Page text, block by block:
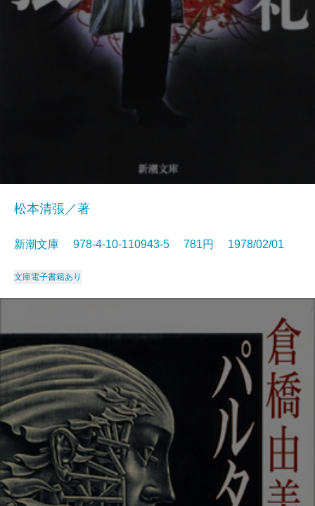
松本清張／著
新潮文庫 978-4-10-110943-5 781円 1978/02/01
文庫電子書籍あり